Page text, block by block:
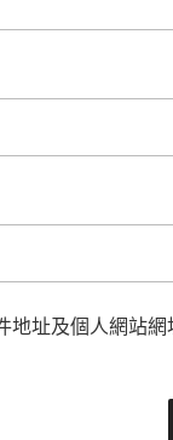
地址及個人網站